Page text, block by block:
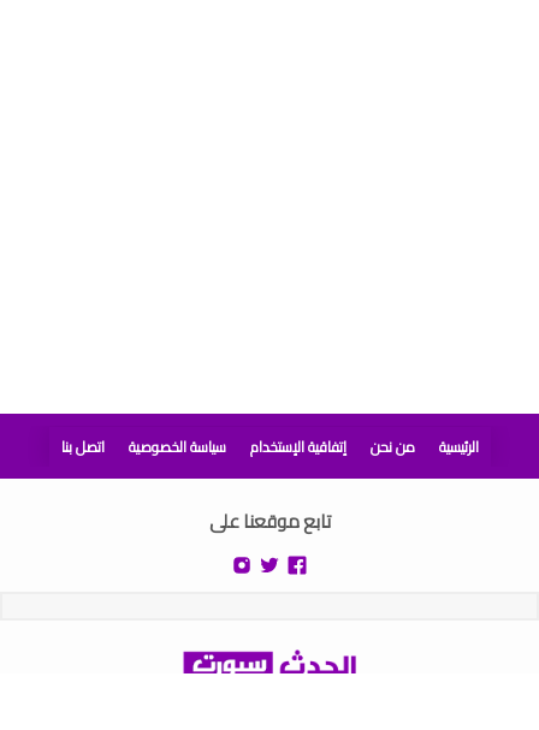
الرئيسية من نحن إتفاقية الإستخدام سياسة الخصوصية اتصل بنا
تابع موقعنا على